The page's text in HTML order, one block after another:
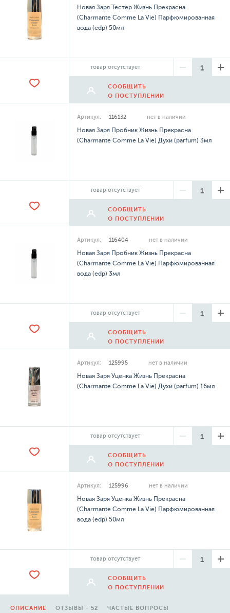
Новая Заря Тестер Жизнь Прекрасна
(Charmante Comme La Vie) Парфюмированная
вода (edp) 50мл
товар отсутствует
СООБЩИТЬ
О ПОСТУПЛЕНИИ
Артикул: 116132 нет в наличии
Новая Заря Пробник Жизнь Прекрасна
(Charmante Comme La Vie) Духи (parfum) 3мл
товар отсутствует
СООБЩИТЬ
О ПОСТУПЛЕНИИ
Артикул: 116404 нет в наличии
Новая Заря Пробник Жизнь Прекрасна
(Charmante Comme La Vie) Парфюмированная
вода (edp) 3мл
товар отсутствует
СООБЩИТЬ
О ПОСТУПЛЕНИИ
Артикул: 125995 нет в наличии
Новая Заря Уценка Жизнь Прекрасна
(Charmante Comme La Vie) Духи (parfum) 16мл
товар отсутствует
СООБЩИТЬ
О ПОСТУПЛЕНИИ
Артикул: 125996 нет в наличии
Новая Заря Уценка Жизнь Прекрасна
(Charmante Comme La Vie) Парфюмированная
вода (edp) 50мл
товар отсутствует
СООБЩИТЬ
О ПОСТУПЛЕНИИ
ОПИСАНИЕ ОТЗЫВЫ - 52 ЧАСТЫЕ ВОПРОСЫ